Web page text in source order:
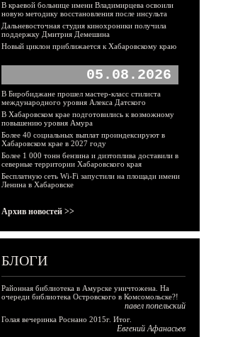
В краевой больнице имени Владимирцева освоили
новую методику восстановления после инсульта
Дальневосточная студия кинохроники получила
поддержку Дмитрия Демешина
Новый циклон приближается к Хабаровскому краю
05.08.2026
В Биробиджане прошел мастер-класс стилиста
международного уровня Алекса Датского
В Хабаровском крае подготовились к возможному
повышению уровня Амура
Более 40 социальных выплат проиндексируют в
Хабаровском крае в 2027 году
Более 1 000 тонн бензина и дизтоплива доставили в
северные территории Хабаровского края
Бесплатную сеть Wi-Fi запустили на площади имени
Ленина в Хабаровске
Архив новостей >>
БЛОГИ
Районная библиотека в Амурске уничтожена. На
очереди библиотека Островского в Комсомольске?!
павел попельский
Голая вечеринка Роснано 2015г. Итог.
Евгений Афанасьев